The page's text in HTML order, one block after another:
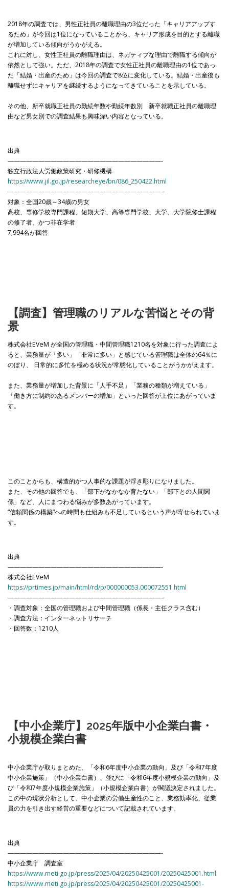
2018年の調査では、男性正社員の離職理由の3位だった「キャリアアップす
るため」が今回は1位になっていることから、キャリア形成を目的とする離職
が増加している傾向がうかがえる。
これに対し、女性正社員の離職理由は、ネガティブな理由で離職する傾向が
依然として強い。ただ、2018年の調査で女性正社員の離職理由の1位であっ
た「結婚・出産のため」は今回の調査で8位に変化している。結婚・出産後も
離職せずにキャリアを継続するようになってきていることを示している。
その他、新卒就職正社員の勤続年数や勤続年数別 新卒就職正社員の離職理
由など男女別での調査結果も興味深い内容となっている。
出典
—————————————————————————-
独立行政法人労働政策研究・研修機構
https://www.jil.go.jp/researcheye/bn/086_250422.html
—————————————————————————–
対象：全国20歳～34歳の男女
高校、専修学校専門課程、短期大学、高等専門学校、大学、大学院修士課程
の修了者、かつ非在学者
7,994名が回答
【調査】管理職のリアルな苦悩とその背
景
株式会社EVeM が全国の管理職・中間管理職1210名を対象に行った調査によ
ると、業務量が「多い」「非常に多い」と感じている管理職は全体の64％に
のぼり、 日常的に多忙を極める状況が常態化していることがうかがえます。
また、業務量が増加した背景に「人手不足」「業務の種類が増えている」
「働き方に制約のあるメンバーの増加」といった回答が上位にあがっていま
す。
このことからも、構造的かつ人事的な課題が浮き彫りになりました。
また、その他の回答でも、「部下がなかなか育たない」「部下との人間関
係」など、人にまつわる悩みが多数あがっています。
“信頼関係の構築”への時間も仕組みも不足しているという声が寄せられていま
す。
出典
—————————————————————————-
株式会社EVeM
https://prtimes.jp/main/html/rd/p/000000053.000072551.html
—————————————————————————–
・調査対象：全国の管理職および中間管理職（係長・主任クラス含む）
・調査方法：インターネットリサーチ
・回答数：1210人
【中小企業庁】2025年版中小企業白書・
小規模企業白書
中小企業庁が取りまとめた、「令和6年度中小企業の動向」及び「令和7年度
中小企業施策」（中小企業白書）、並びに「令和6年度小規模企業の動向」及
び「令和7年度小規模企業施策」（小規模企業白書）が閣議決定されました。
この中の現状分析として、中小企業の労働生産性のこと、業務効率化、従業
員の力を引き出す経営の重要などについて記載されています。
出典
—————————————————————————-
中小企業庁 調査室
https://www.meti.go.jp/press/2025/04/20250425001/20250425001.html
https://www.meti.go.jp/press/2025/04/20250425001/20250425001-